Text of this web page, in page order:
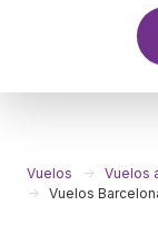
Vuelos Vuelos
Vuelos